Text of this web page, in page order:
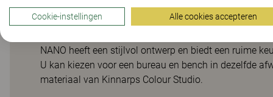
uitsparingen zorgen voor praktische ruimte voor
de tafels uitrusten met de nodige accessoires, zoals
is ook voorzien van het unieke Flexrail-systeem,
NANO heeft een stijlvol ontwerp en biedt een ruime
U kan kiezen voor een bureau en bench in dezelfde
materiaal van Kinnarps Colour Studio.
Cookie-instellingen Alle cookies accepteren